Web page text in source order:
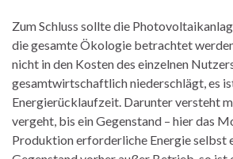
Zum Schluss sollte die
die gesamte Ökologie betrachtet
nicht in den Kosten des einzelnen
gesamtwirtschaftlich niederschlägt, es
Energierücklaufzeit. Darunter versteht
vergeht, bis ein Gegenstand – hier das
Produktion erforderliche Energie selbst